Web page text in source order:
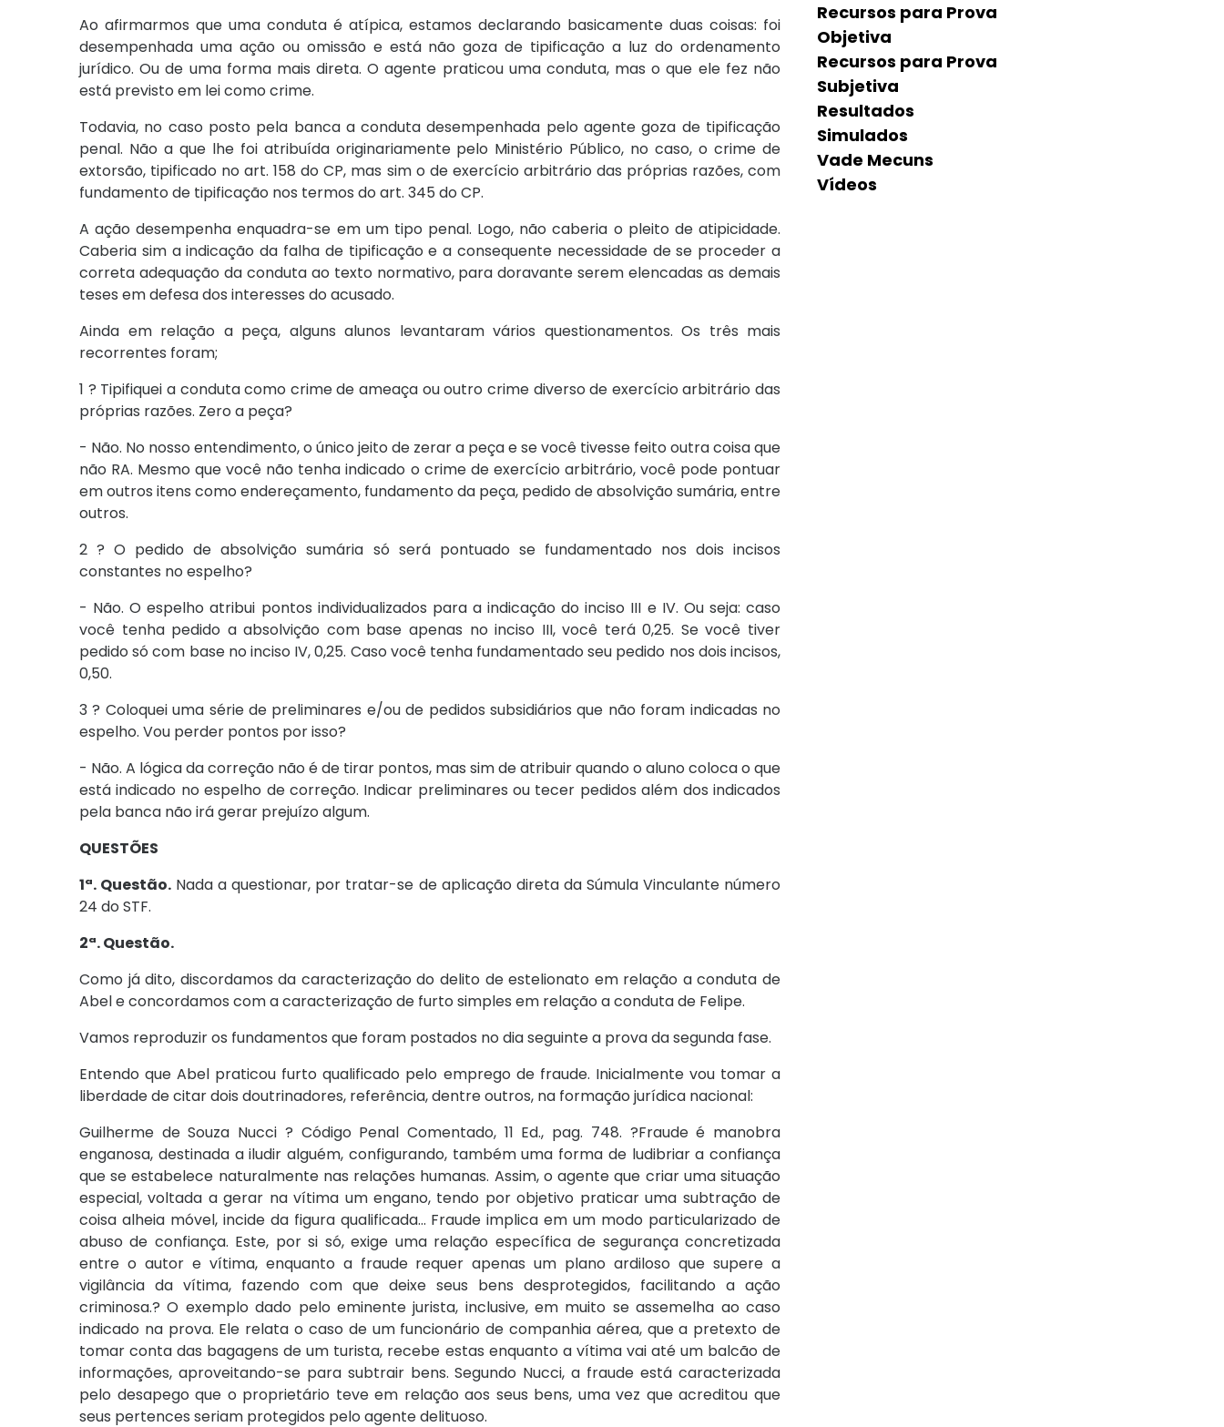
Ao afirmarmos que uma conduta é atípica, estamos declarando basicamente duas coisas: foi
desempenhada uma ação ou omissão e está não goza de tipificação a luz do ordenamento
jurídico. Ou de uma forma mais direta. O agente praticou uma conduta, mas o que ele fez não
está previsto em lei como crime.
Todavia, no caso posto pela banca a conduta desempenhada pelo agente goza de tipificação
penal. Não a que lhe foi atribuída originariamente pelo Ministério Público, no caso, o crime de
extorsão, tipificado no art. 158 do CP, mas sim o de exercício arbitrário das próprias razões, com
fundamento de tipificação nos termos do art. 345 do CP.
A ação desempenha enquadra-se em um tipo penal. Logo, não caberia o pleito de atipicidade.
Caberia sim a indicação da falha de tipificação e a consequente necessidade de se proceder a
correta adequação da conduta ao texto normativo, para doravante serem elencadas as demais
teses em defesa dos interesses do acusado.
Ainda em relação a peça, alguns alunos levantaram vários questionamentos. Os três mais
recorrentes foram;
1 ? Tipifiquei a conduta como crime de ameaça ou outro crime diverso de exercício arbitrário das
próprias razões. Zero a peça?
- Não. No nosso entendimento, o único jeito de zerar a peça e se você tivesse feito outra coisa que
não RA. Mesmo que você não tenha indicado o crime de exercício arbitrário, você pode pontuar
em outros itens como endereçamento, fundamento da peça, pedido de absolvição sumária, entre
outros.
2 ? O pedido de absolvição sumária só será pontuado se fundamentado nos dois incisos
constantes no espelho?
- Não. O espelho atribui pontos individualizados para a indicação do inciso III e IV. Ou seja: caso
você tenha pedido a absolvição com base apenas no inciso III, você terá 0,25. Se você tiver
pedido só com base no inciso IV, 0,25. Caso você tenha fundamentado seu pedido nos dois incisos,
0,50.
3 ? Coloquei uma série de preliminares e/ou de pedidos subsidiários que não foram indicadas no
espelho. Vou perder pontos por isso?
- Não. A lógica da correção não é de tirar pontos, mas sim de atribuir quando o aluno coloca o que
está indicado no espelho de correção. Indicar preliminares ou tecer pedidos além dos indicados
pela banca não irá gerar prejuízo algum.
QUESTÕES
1ª. Questão. Nada a questionar, por tratar-se de aplicação direta da Súmula Vinculante número
24 do STF.
2ª. Questão.
Como já dito, discordamos da caracterização do delito de estelionato em relação a conduta de
Abel e concordamos com a caracterização de furto simples em relação a conduta de Felipe.
Vamos reproduzir os fundamentos que foram postados no dia seguinte a prova da segunda fase.
Entendo que Abel praticou furto qualificado pelo emprego de fraude. Inicialmente vou tomar a
liberdade de citar dois doutrinadores, referência, dentre outros, na formação jurídica nacional:
Guilherme de Souza Nucci ? Código Penal Comentado, 11 Ed., pag. 748. ?Fraude é manobra
enganosa, destinada a iludir alguém, configurando, também uma forma de ludibriar a confiança
que se estabelece naturalmente nas relações humanas. Assim, o agente que criar uma situação
especial, voltada a gerar na vítima um engano, tendo por objetivo praticar uma subtração de
coisa alheia móvel, incide da figura qualificada... Fraude implica em um modo particularizado de
abuso de confiança. Este, por si só, exige uma relação específica de segurança concretizada
entre o autor e vítima, enquanto a fraude requer apenas um plano ardiloso que supere a
vigilância da vítima, fazendo com que deixe seus bens desprotegidos, facilitando a ação
criminosa.? O exemplo dado pelo eminente jurista, inclusive, em muito se assemelha ao caso
indicado na prova. Ele relata o caso de um funcionário de companhia aérea, que a pretexto de
tomar conta das bagagens de um turista, recebe estas enquanto a vítima vai até um balcão de
informações, aproveitando-se para subtrair bens. Segundo Nucci, a fraude está caracterizada
pelo desapego que o proprietário teve em relação aos seus bens, uma vez que acreditou que
seus pertences seriam protegidos pelo agente delituoso.
Recursos para Prova
Objetiva
Recursos para Prova
Subjetiva
Resultados
Simulados
Vade Mecuns
Vídeos